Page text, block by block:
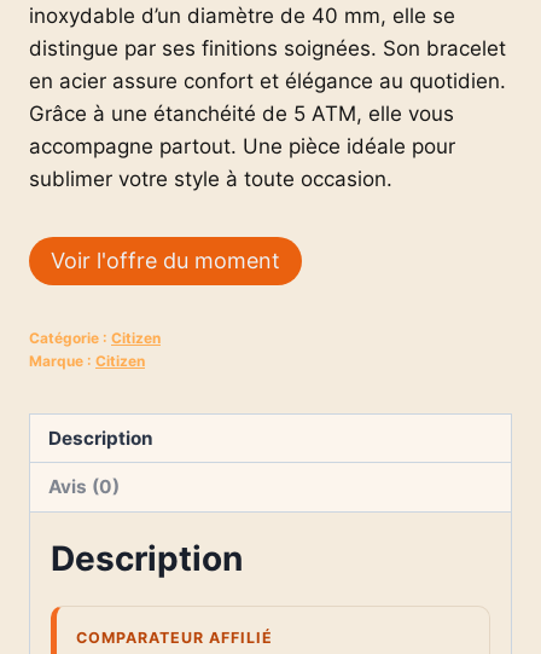
inoxydable d’un diamètre de 40 mm, elle se
distingue par ses finitions soignées. Son bracelet
en acier assure confort et élégance au quotidien.
Grâce à une étanchéité de 5 ATM, elle vous
accompagne partout. Une pièce idéale pour
sublimer votre style à toute occasion.
Voir l'offre du moment
Catégorie : Citizen
Marque : Citizen
Description
Avis (0)
Description
COMPARATEUR AFFILIÉ